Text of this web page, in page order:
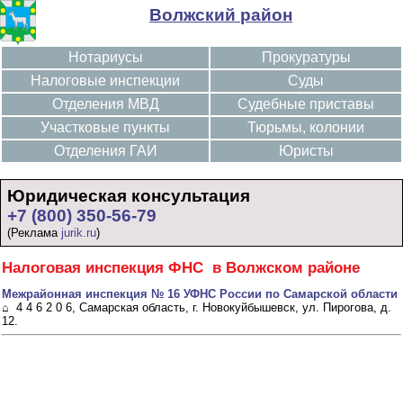
Волжский район
Нотариусы
Налоговые инспекции
Отделения МВД
Участковые пункты
Отделения ГАИ
Прокуратуры
Суды
Судебные приставы
Тюрьмы, колонии
Юристы
Юридическая консультация
+7 (800) 350-56-79
(Реклама jurik.ru)
Налоговая инспекция ФНС в Волжском районе
Межрайонная инспекция № 16 УФНС России по Самарской области
⌂ 4 4 6 2 0 6, Самарская область, г. Новокуйбышевск, ул. Пирогова, д.
12.